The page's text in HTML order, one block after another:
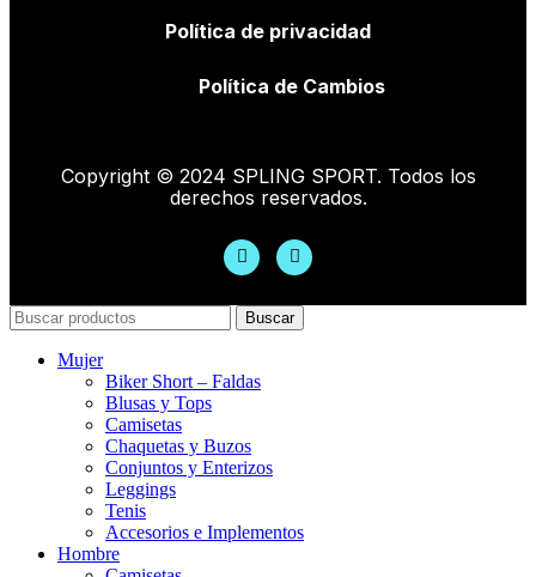
Política de privacidad
Política de Cambios
Copyright © 2024 SPLING SPORT. Todos los
derechos reservados.
Buscar
Mujer
Biker Short – Faldas
Blusas y Tops
Camisetas
Chaquetas y Buzos
Conjuntos y Enterizos
Leggings
Tenis
Accesorios e Implementos
Hombre